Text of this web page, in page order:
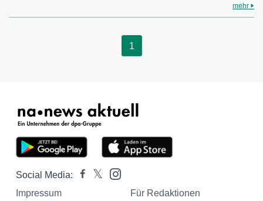
mehr
1
Social Media:
Impressum
Für Redaktionen